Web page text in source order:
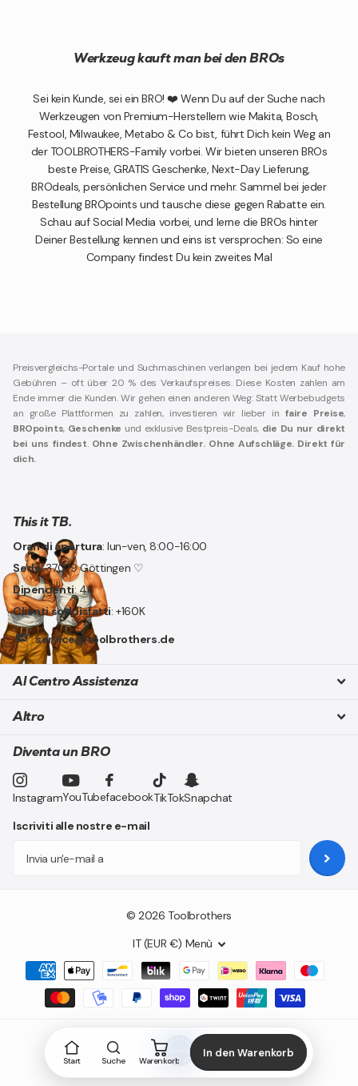
Werkzeug kauft man bei den BROs
Sei kein Kunde, sei ein BRO! ❤️ Wenn Du auf der Suche nach
Werkzeugen von Premium-Herstellern wie Makita, Bosch,
Festool, Milwaukee, Metabo & Co bist, führt Dich kein Weg an
der TOOLBROTHERS-Family vorbei. Wir bieten unseren BROs
beste Preise, GRATIS Geschenke, Next-Day Lieferung,
BROdeals, persönlichen Service und mehr. Sammel bei jeder
Bestellung BROpoints und tausche diese gegen Rabatte ein.
Schau auf Social Media vorbei, und lerne die BROs hinter
Deiner Bestellung kennen und eins ist versprochen: So eine
Company findest Du kein zweites Mal
Preisvergleichs-Portale und Suchmaschinen verlangen bei jedem Kauf hohe
Gebühren – oft über 20 % des Verkaufspreises. Diese Kosten zahlen am
Ende immer die Kunden. Wir gehen einen anderen Weg: Statt Werbebudgets
an große Plattformen zu zahlen, investieren wir lieber in faire Preise,
BROpoints, Geschenke und exklusive Bestpreis-Deals, die Du nur direkt
bei uns findest. Ohne Zwischenhändler. Ohne Aufschläge. Direkt für
dich.
This it TB.
Orari di apertura: lun-ven, 8:00-16:00
Sede: 37079 Göttingen ♡
Dipendenti: 48
Clienti soddisfatti: +160K
service@toolbrothers.de
Al Centro Assistenza
Altro
Diventa un BRO
InstagramYouTubefacebookTikTokSnapchat
Iscriviti alle nostre e-mail
©2026 Toolbrothers
IT (EUR €) Menù
Start Suche Warenkorb
In den Warenkorb